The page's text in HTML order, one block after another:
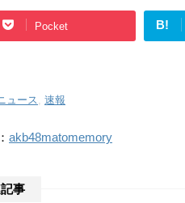
Pocket B!
ュース, 速報
akb48matomemory
事